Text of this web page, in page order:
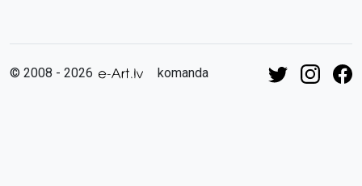
© 2008 - 2026 komanda